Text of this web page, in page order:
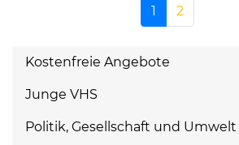
1 2
Kostenfreie Angebote
Junge VHS
Politik, Gesellschaft und Umwelt